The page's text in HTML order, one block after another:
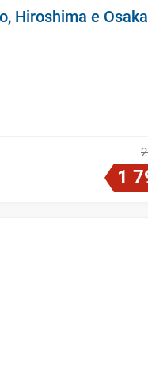
Hiroshima e Osaka
2
1